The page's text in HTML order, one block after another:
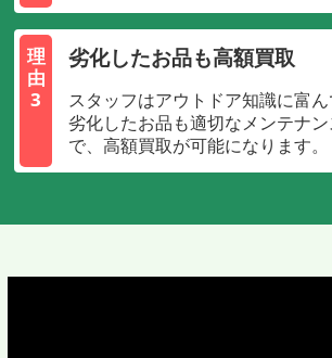
理
由
3
劣化したお品も高額買取
スタッフはアウトドア知識に富ん
劣化したお品も適切なメンテナ
で、高額買取が可能になります。